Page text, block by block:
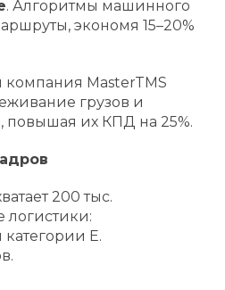
. Алгоритмы машинного
экономя 15–20%
компания MasterTMS
грузов и
повышая их КПД на 25%.
200 тыс.
логистики:
категории Е.